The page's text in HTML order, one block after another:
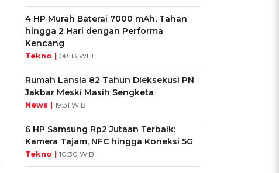
4 HP Murah Baterai 7000 mAh, Tahan
hingga 2 Hari dengan Performa
Kencang
Tekno | 08:13 WIB
Rumah Lansia 82 Tahun Dieksekusi PN
Jakbar Meski Masih Sengketa
News | 19:31 WIB
6 HP Samsung Rp2 Jutaan Terbaik:
Kamera Tajam, NFC hingga Koneksi 5G
Tekno | 10:30 WIB